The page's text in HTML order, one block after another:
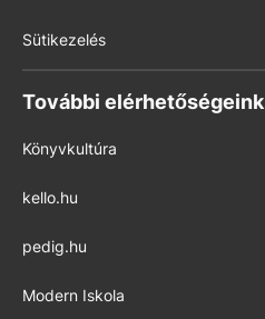
Sütikezelés
További elérhetőségeink
Könyvkultúra
kello.hu
pedig.hu
Modern Iskola